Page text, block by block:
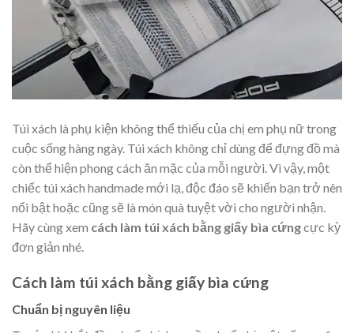
Túi xách là phụ kiện không thể thiếu của chị em phụ nữ trong
cuộc sống hàng ngày. Túi xách không chỉ dùng để đựng đồ mà
còn thể hiện phong cách ăn mặc của mỗi người. Vì vậy, một
chiếc túi xách handmade mới lạ, độc đáo sẽ khiến bạn trở nên
nổi bật hoặc cũng sẽ là món quà tuyệt vời cho người nhận.
Hãy cùng xem cách làm túi xách bằng giấy bìa cứngcực kỳ
đơn giản nhé.
Cách làm túi xách bằng giấy bìa cứng
Chuẩn bị nguyên liệu